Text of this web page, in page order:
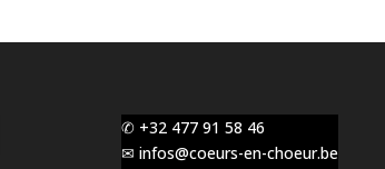
✆ +32 477 91 58 46
✉ infos@coeurs-en-choeur.be